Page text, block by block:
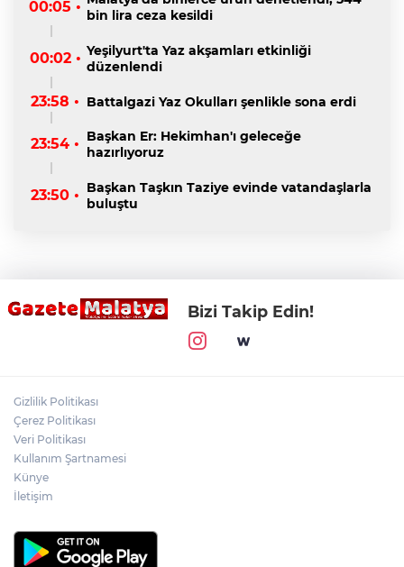
00:05 • bin lira ceza kesildi
00:02 • Yeşilyurt'ta Yaz akşamları etkinliği
düzenlendi
23:58 • Battalgazi Yaz Okulları şenlikle sona erdi
23:54 • Başkan Er: Hekimhan'ı geleceğe
hazırlıyoruz
23:50 • Başkan Taşkın Taziye evinde vatandaşlarla
buluştu
Bizi Takip Edin!
Gizlilik Politikası
Çerez Politikası
Veri Politikası
Kullanım Şartnamesi
Künye
İletişim